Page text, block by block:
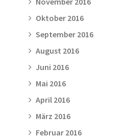
Oktober 2016
September 2016
August 2016
Juni 2016
Mai 2016
April 2016
März 2016
Februar 2016